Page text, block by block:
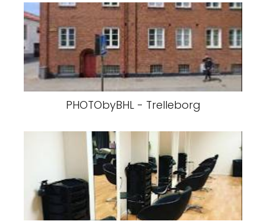
PHOTObyBHL - Trelleborg